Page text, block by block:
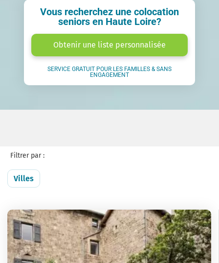
Vous recherchez une colocation
seniors en Haute Loire?
Obtenir une liste personnalisée
SERVICE GRATUIT POUR LES FAMILLES & SANS
ENGAGEMENT
Filtrer par :
Villes